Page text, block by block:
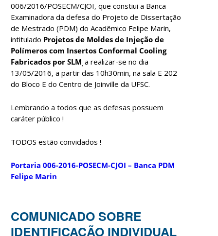
006/2016/POSECM/CJOI, que constiui a Banca
Examinadora da defesa do Projeto de Dissertação
de Mestrado (PDM) do Acadêmico Felipe Marin,
intitulado Projetos de Moldes de Injeção de
Polímeros com Insertos Conformal Cooling
Fabricados por SLM, a realizar-se no dia
13/05/2016, a partir das 10h30min, na sala E 202
do Bloco E do Centro de Joinville da UFSC.
Lembrando a todos que as defesas possuem
caráter público !
TODOS estão convidados !
Portaria 006-2016-POSECM-CJOI – Banca PDM
Felipe Marin
COMUNICADO SOBRE
IDENTIFICAÇÃO INDIVIDUAL